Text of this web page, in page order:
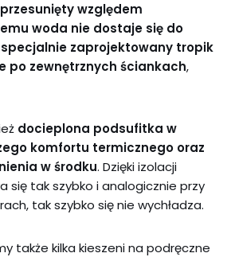
względem
woda nie dostaje się do
zaprojektowany tropik
po zewnętrznych ściankach,
docieplona podsufitka w
komfortu termicznego oraz
w środku. Dzięki izolacji
się tak szybko i analogicznie przy
tak szybko się nie wychładza.
także kilka kieszeni na podręczne